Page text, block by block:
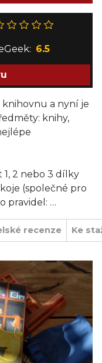
6.5
knihovnu a nyní je
knihy,
2 nebo 3 dílky
(společné pro
pravidel:
sousedit a tvořit
všechny dílky,
volnou.
umístit do 1
abyste splnili
pokud na
destičky
cílů (ty udělují
recenze Ke